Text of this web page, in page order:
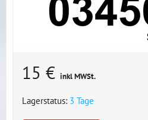
15 € inkl MWSt.
Lagerstatus: 3 Tage